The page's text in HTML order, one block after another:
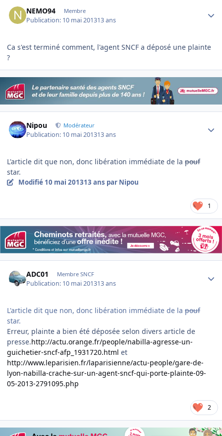
NEMO94 Membre
Publication: 10 mai 201313 ans
Ca s'est terminé comment, l'agent SNCF a déposé une plainte
?
Nipou Modérateur
Publication: 10 mai 201313 ans
L'article dit que non, donc libération immédiate de la pouf
star.
Modifié 10 mai 201313 ans par Nipou
1
ADC01 Membre SNCF
Publication: 10 mai 201313 ans
L'article dit que non, donc libération immédiate de la pouf
star.
Erreur, plainte a bien été déposée selon divers article de
presse.http://actu.orange.fr/people/nabilla-agresse-un-
guichetier-sncf-afp_1931720.html et
http://www.leparisien.fr/laparisienne/actu-people/gare-de-
lyon-nabilla-crache-sur-un-agent-sncf-qui-porte-plainte-09-
05-2013-2791095.php
2